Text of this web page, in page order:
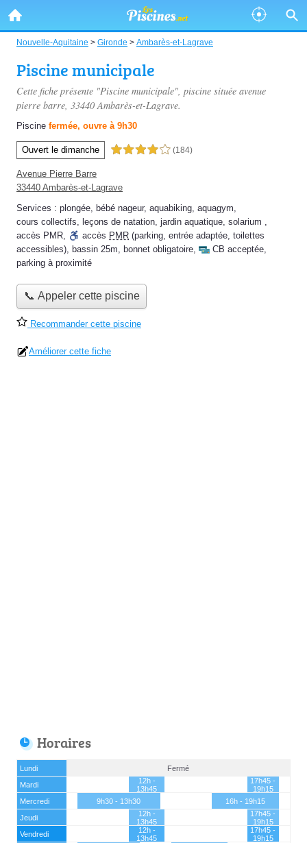
Nouvelle-Aquitaine > Gironde > Ambarès-et-Lagrave
Piscine municipale
Cette fiche présente "Piscine municipale", piscine située avenue
pierre barre, 33440 Ambarès-et-Lagrave.
Piscine fermée, ouvre à 9h30
Ouvert le dimanche 4,0 étoiles sur 5 (184)
Avenue Pierre Barre
33440 Ambarès-et-Lagrave
Services : plongée, bébé nageur, aquabiking, aquagym,
cours collectifs, leçons de natation, jardin aquatique, solarium ,
accès PMR, accès PMR (parking, entrée adaptée, toilettes
accessibles), bassin 25m, bonnet obligatoire, CB acceptée,
parking à proximité
📞 Appeler cette piscine
Recommander cette piscine
Améliorer cette fiche
Horaires
Lundi
Fermé
Mardi
12h -
13h45
17h45 -
19h15
Mercredi
9h30 - 13h30
16h - 19h15
Jeudi
12h -
13h45
17h45 -
19h15
Vendredi
12h -
13h45
17h45 -
19h15